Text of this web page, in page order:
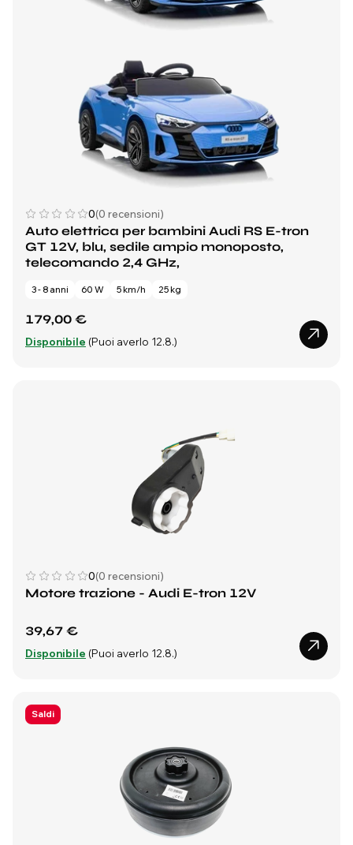
0(0 recensioni)
Auto elettrica per bambini Audi RS E-tron
GT 12V, blu, sedile ampio monoposto,
telecomando 2,4 GHz,
3 - 8 anni 60 W 5 km/h 25 kg
179,00 €
Disponibile (Puoi averlo 12.8.)
0(0 recensioni)
Motore trazione - Audi E-tron 12V
39,67 €
Disponibile (Puoi averlo 12.8.)
Saldi